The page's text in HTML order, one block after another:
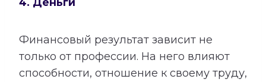
Финансовый результат зависит не
только от профессии. На него влияют
способности, отношение к своему труду,